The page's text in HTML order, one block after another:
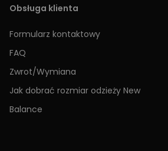
Obsługa klienta
Formularz kontaktowy
FAQ
Zwrot/Wymiana
Jak dobrać rozmiar odzieży New
Balance